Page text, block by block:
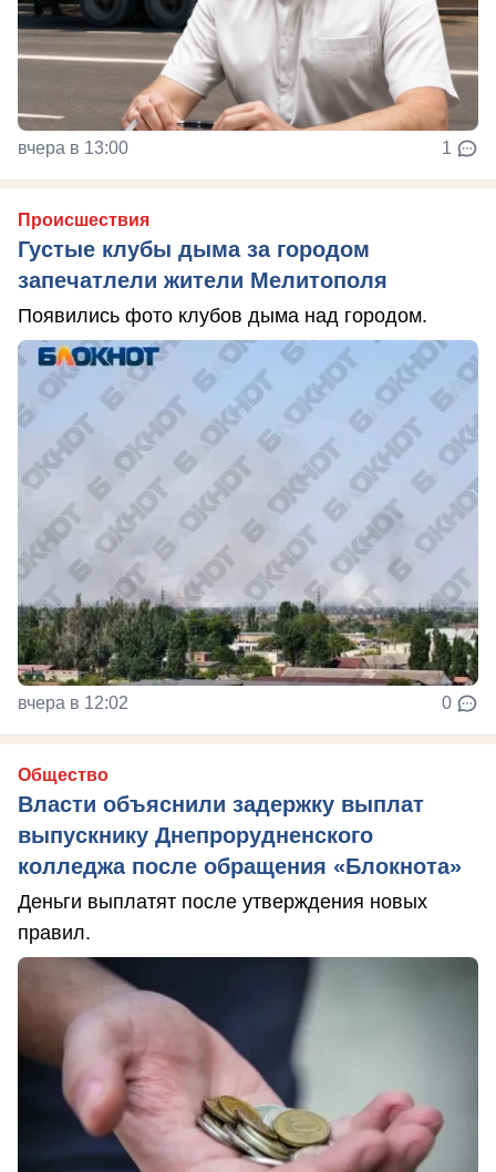
вчера в 13:00 1
Происшествия
Густые клубы дыма за городом
запечатлели жители Мелитополя
Появились фото клубов дыма над городом.
вчера в 12:02 0
Общество
Власти объяснили задержку выплат
выпускнику Днепрорудненского
колледжа после обращения «Блокнота»
Деньги выплатят после утверждения новых
правил.